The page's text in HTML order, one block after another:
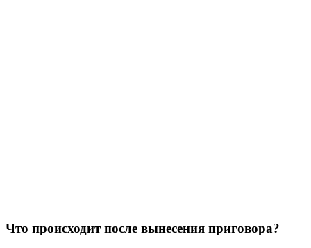
Что происходит после вынесения приговора?